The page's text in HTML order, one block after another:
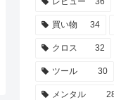
買い物 34
クロス 32
ツール 30
メンタル